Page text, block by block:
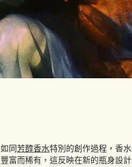
如同 芳醇香水特別的創作過程，香
豐富而稀有，這反映在新的瓶身設